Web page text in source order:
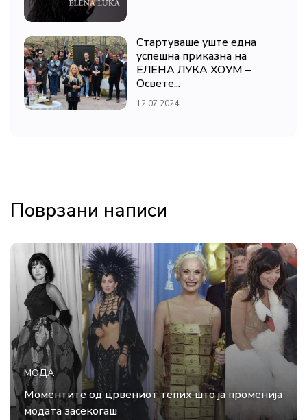
Стартуваше уште една
успешна приказна на
ЕЛЕНА ЛУКА ХОУМ –
Освете...
12.07.2024
Поврзани написи
МОДА
Моментите од црвениот тепих што ја променија
модата засекогаш